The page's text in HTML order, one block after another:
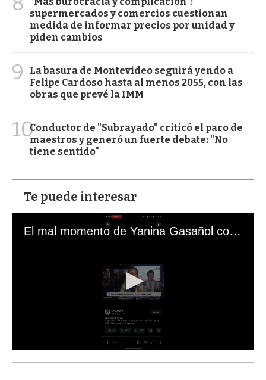
supermercados y comercios cuestionan
medida de informar precios por unidad y
piden cambios
9
La basura de Montevideo seguirá yendo a
Felipe Cardoso hasta al menos 2055, con las
obras que prevé la IMM
10Conductor de "Subrayado" criticó el paro de
maestros y generó un fuerte debate: "No
tiene sentido"
Te puede interesar
El mal momento de Yanina Gasañol con un hincha argentino en "Subrayado"
s